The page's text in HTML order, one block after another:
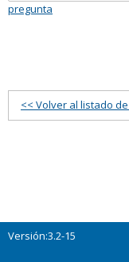
pregunta
<< Volver al listado
Versión:3.2-15